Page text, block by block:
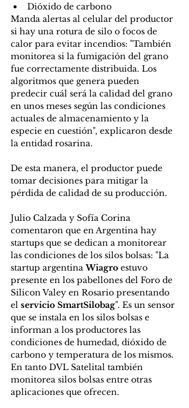
Dióxido de carbono
Manda alertas al celular del productor
si hay una rotura de silo o focos de
calor para evitar incendios: "También
monitorea si la fumigación del grano
fue correctamente distribuida. Los
algoritmos que genera pueden
predecir cuál será la calidad del grano
en unos meses según las condiciones
actuales de almacenamiento y la
especie en cuestión", explicaron desde
la entidad rosarina.
De esta manera, el productor puede
tomar decisiones para mitigar la
pérdida de calidad de su producción.
Julio Calzada y Sofía Corina
comentaron que en Argentina hay
startups que se dedican a monitorear
las condiciones de los silos bolsas: "La
startup argentina Wiagro estuvo
presente en los pabellones del Foro de
Silicon Valey en Rosario presentando
el servicio SmartSilobag". Es un sensor
que se instala en los silos bolsas e
informan a los productores las
condiciones de humedad, dióxido de
carbono y temperatura de los mismos.
En tanto DVL Satelital también
monitorea silos bolsas entre otras
aplicaciones que ofrecen.